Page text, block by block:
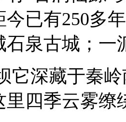
今已有250多
石泉古城；一
它深藏于秦
里四季云雾缭